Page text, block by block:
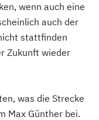
wenn auch eine
auch der
stattfinden
Zukunft wieder
was die Strecke
Max Günther bei.